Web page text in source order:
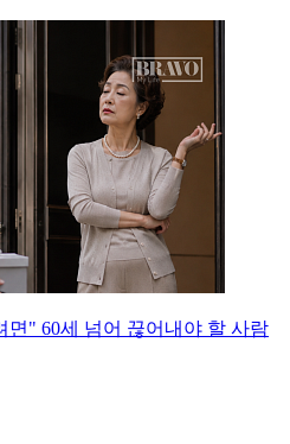
면" 60세 넘어 끊어내야 할 사람